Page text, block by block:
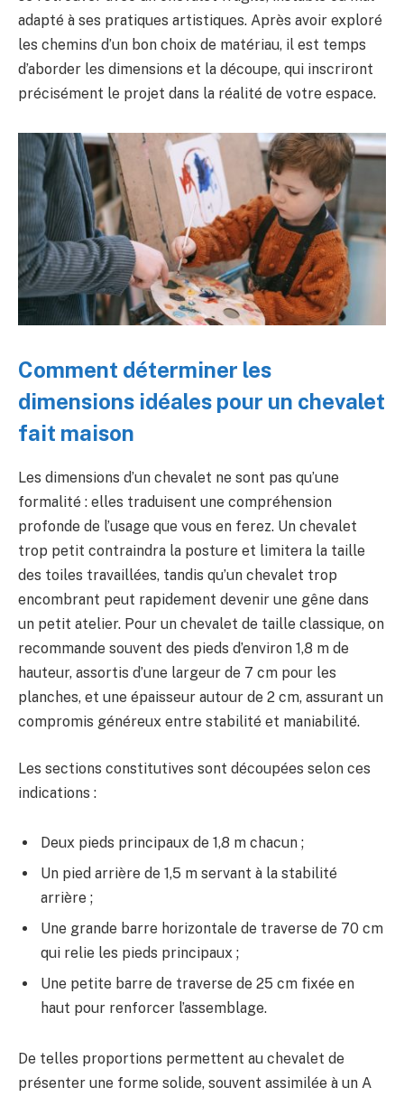
adapté à ses pratiques artistiques. Après avoir exploré
les chemins d’un bon choix de matériau, il est temps
d’aborder les dimensions et la découpe, qui inscriront
précisément le projet dans la réalité de votre espace.
Comment déterminer les
dimensions idéales pour un chevalet
fait maison
Les dimensions d’un chevalet ne sont pas qu’une
formalité : elles traduisent une compréhension
profonde de l’usage que vous en ferez. Un chevalet
trop petit contraindra la posture et limitera la taille
des toiles travaillées, tandis qu’un chevalet trop
encombrant peut rapidement devenir une gêne dans
un petit atelier. Pour un chevalet de taille classique, on
recommande souvent des pieds d’environ 1,8 m de
hauteur, assortis d’une largeur de 7 cm pour les
planches, et une épaisseur autour de 2 cm, assurant un
compromis généreux entre stabilité et maniabilité.
Les sections constitutives sont découpées selon ces
indications :
Deux pieds principaux de 1,8 m chacun ;
Un pied arrière de 1,5 m servant à la stabilité
arrière ;
Une grande barre horizontale de traverse de 70 cm
qui relie les pieds principaux ;
Une petite barre de traverse de 25 cm fixée en
haut pour renforcer l’assemblage.
De telles proportions permettent au chevalet de
présenter une forme solide, souvent assimilée à un A